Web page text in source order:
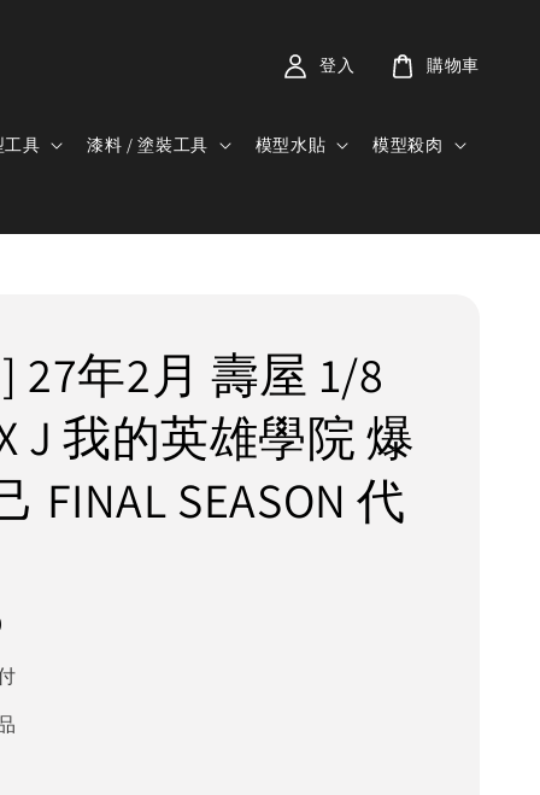
工具 漆料 / 塗裝工具 模型水貼 模型殺肉
登入 購物車
27年2月 壽屋 1/8
J 我的英雄學院 爆
FINAL SEASON 代